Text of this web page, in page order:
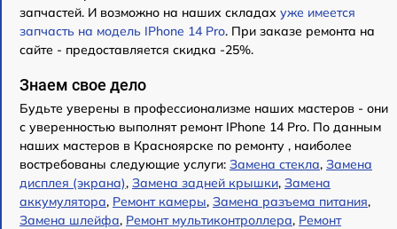
запчастей. И возможно на наших складах уже имеется
запчасть на модель IPhone 14 Pro. При заказе ремонта на
сайте - предоставляется скидка -25%.
Знаем свое дело
Будьте уверены в профессионализме наших мастеров - они
с уверенностью выполнят ремонт IPhone 14 Pro. По данным
наших мастеров в Красноярске по ремонту , наиболее
востребованы следующие услуги: Замена стекла, Замена
дисплея (экрана), Замена задней крышки, Замена
аккумулятора, Ремонт камеры, Замена разъема питания,
Замена шлейфа, Ремонт мультиконтроллера, Ремонт